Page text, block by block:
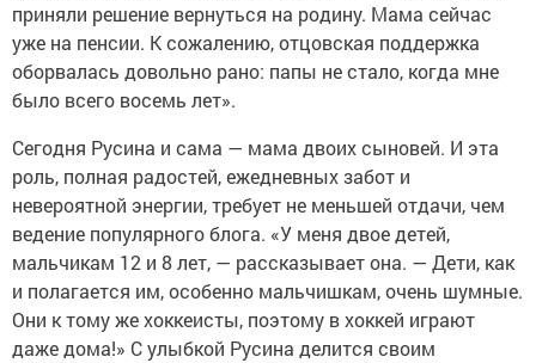
приняли решение вернуться на родину. Мама сейчас
уже на пенсии. К сожалению, отцовская поддержка
оборвалась довольно рано: папы не стало, когда мне
было всего восемь лет».
Сегодня Русина и сама — мама двоих сыновей. И эта
роль, полная радостей, ежедневных забот и
невероятной энергии, требует не меньшей отдачи, чем
ведение популярного блога. «У меня двое детей,
мальчикам 12 и 8 лет, — рассказывает она. — Дети, как
и полагается им, особенно мальчишкам, очень шумные.
Они к тому же хоккеисты, поэтому в хоккей играют
даже дома!» С улыбкой Русина делится своим